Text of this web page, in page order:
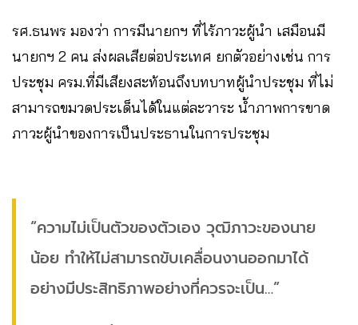
รศ.ธนพร มองว่า การมีนายกฯ ที่ไร้ภาวะผู้นำ เสมือนมี
นายกฯ 2 คน ส่งผลเสียต่อประเทศ ยกตัวอย่างเช่น การ
ประชุม ครม.ที่มีเสียงสะท้อนถึงบทบาทผู้นำประชุม ที่ไม่
สามารถขมวดประเด็นได้ในแต่ละวาระ น้ำภาพการขาด
ภาวะผู้นำของการเป็นประธานในการประชุม
“ความไม่เป็นตัวของตัวเอง วุฒิภาวะของนาย
น้อย ทำให้ไม่สามารถขับเคลื่อนงานออกมาได้
อย่างมีประสิทธิภาพอย่างที่ควรจะเป็น…”